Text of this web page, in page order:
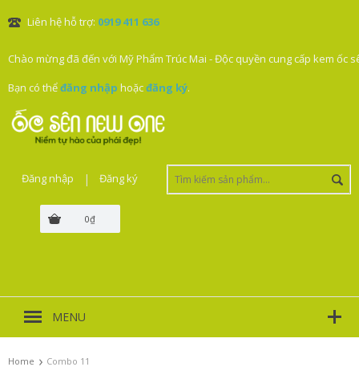
Liên hệ hỗ trợ: 0919 411 636
Chào mừng đã đến với Mỹ Phẩm Trúc Mai - Độc quyền cung cấp kem ốc
Bạn có thểđăng nhập hoặcđăng ký.
0₫
Đăng nhập | Đăng ký
MENU
Home › Combo 11